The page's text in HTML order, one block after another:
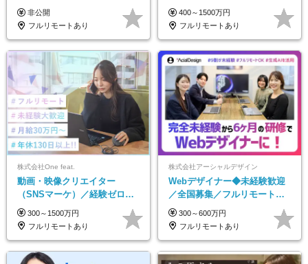
非公開
フルリモートあり
／未経験歓迎【モットーは…
遊び感覚で仕事をする♪】
400～1500万円
フルリモートあり
株式会社One feat.
動画・映像クリエイター
（SNSマーケ）／経験ゼロか
ら一流へ／フルリモートOK／
月給30万円～／年休130日以上
300～1500万円
フルリモートあり
株式会社アーシャルデザイン
Webデザイナー◆未経験歓迎
／全国募集／フルリモート／
最大6ヵ月の実践型研修／月給
25万円以上
300～600万円
フルリモートあり